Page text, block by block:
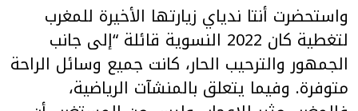
واستحضرت أنتا ندياي زيارتها الأخيرة للمغرب
لتغطية كان 2022 النسوية قائلة “إلى جانب
الجمهور والترحيب الحار، كانت جميع وسائل الراحة
متوفرة. وفيما يتعلق بالمنشآت الرياضية،